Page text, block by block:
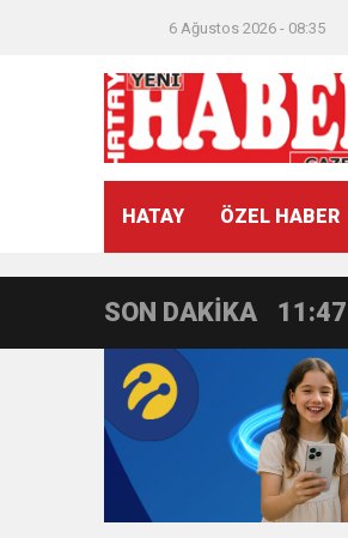
6 Ağustos 2026 - 08:35
HATAY ÖZEL HABER
SON DAKİKA
21:40
11:47
18:55
11:57
21:40